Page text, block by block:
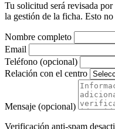
Tu solicitud será revisada por
la gestión de la ficha. Esto
Nombre completo
Email
Teléfono (opcional)
Relación con el centro
Mensaje (opcional)
Verificación anti-spam